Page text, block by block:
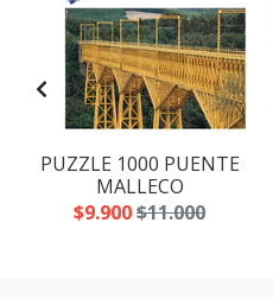
PUZZLE 1000 PUENTE
MALLECO
$9.900$11.000